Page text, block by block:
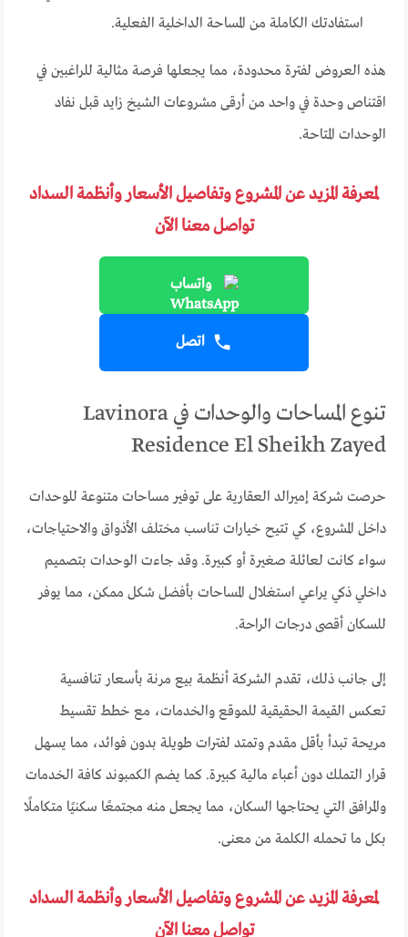
استفادتك الكاملة من المساحة الداخلية الفعلية.
هذه العروض لفترة محدودة، مما يجعلها فرصة مثالية للراغبين في
اقتناص وحدة في واحد من أرقى مشروعات الشيخ زايد قبل نفاد
الوحدات المتاحة.
لمعرفة المزيد عن المشروع وتفاصيل الأسعار وأنظمة السداد
تواصل معنا الآن
واتساب
اتصل
تنوع المساحات والوحدات في Lavinora
Residence El Sheikh Zayed
حرصت شركة إميرالد العقارية على توفير مساحات متنوعة للوحدات
داخل المشروع، كي تتيح خيارات تناسب مختلف الأذواق والاحتياجات،
سواء كانت لعائلة صغيرة أو كبيرة. وقد جاءت الوحدات بتصميم
داخلي ذكي يراعي استغلال المساحات بأفضل شكل ممكن، مما يوفر
للسكان أقصى درجات الراحة.
إلى جانب ذلك، تقدم الشركة أنظمة بيع مرنة بأسعار تنافسية
تعكس القيمة الحقيقية للموقع والخدمات، مع خطط تقسيط
مريحة تبدأ بأقل مقدم وتمتد لفترات طويلة بدون فوائد، مما يسهل
قرار التملك دون أعباء مالية كبيرة. كما يضم الكمبوند كافة الخدمات
والمرافق التي يحتاجها السكان، مما يجعل منه مجتمعًا سكنيًا متكاملًا
بكل ما تحمله الكلمة من معنى.
لمعرفة المزيد عن المشروع وتفاصيل الأسعار وأنظمة السداد
تواصل معنا الآن